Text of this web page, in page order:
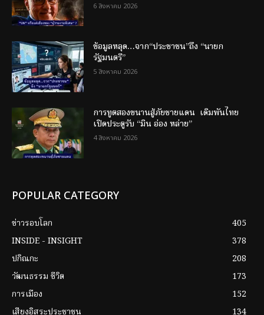
6 สิงหาคม 2026
ข้อมูลหลุด…จาก“ประชาชน”ถึง “นายก
รัฐมนตรี”
5 สิงหาคม 2026
การทูตสองขนานสู้ภัยชายแดน เดิมพันไทย
เปิดประตูรับ “มิน อ่อง หล่าย”
4 สิงหาคม 2026
POPULAR CATEGORY
ข่าวรอบโลก
405
INSIDE - INSIGHT
378
ปกิณกะ
208
วัฒนธรรม ชีวิต
173
การเมือง
152
เสียงอิสระประชาชน
134